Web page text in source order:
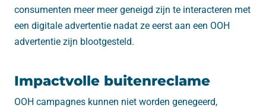
consumenten meer meer geneigd zijn te interacteren met
een digitale advertentie nadat ze eerst aan een OOH
advertentie zijn blootgesteld.
Impactvolle buitenreclame
OOH campagnes kunnen niet worden genegeerd,